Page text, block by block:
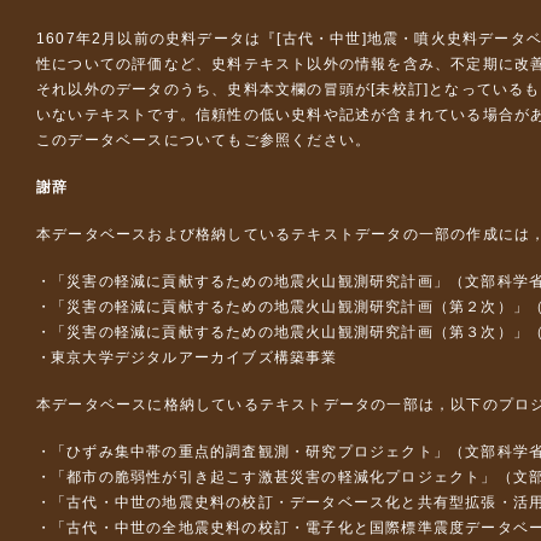
1607年2月以前の史料データは『 [古代・中世]地震・噴火史料データ
性についての評価など、史料テキスト以外の情報を含み、不定期に改
それ以外のデータのうち、史料本文欄の冒頭が[未校訂]となっている
いないテキストです。信頼性の低い史料や記述が含まれている場合が
このデータベースについて もご参照ください。
謝辞
本データベースおよび格納しているテキストデータの一部の作成には
「災害の軽減に貢献するための地震火山観測研究計画」（文部科学
「災害の軽減に貢献するための地震火山観測研究計画（第２次）」
「災害の軽減に貢献するための地震火山観測研究計画（第３次）」
東京大学デジタルアーカイブズ構築事業
本データベースに格納しているテキストデータの一部は，以下のプロ
「ひずみ集中帯の重点的調査観測・研究プロジェクト」（文部科
「都市の脆弱性が引き起こす激甚災害の軽減化プロジェクト」（
「古代・中世の地震史料の校訂・データベース化と共有型拡張・
「古代・中世の全地震史料の校訂・電子化と国際標準震度データ